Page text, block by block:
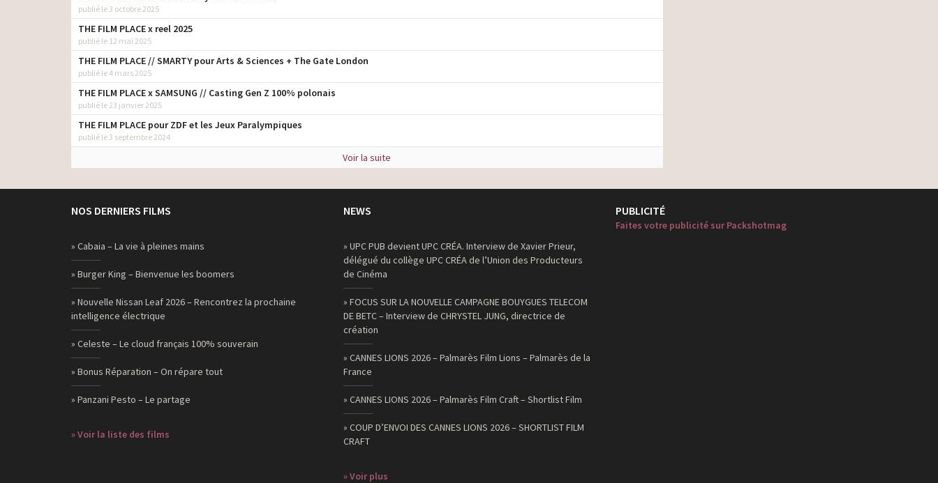
publié le 3 octobre 2025
THE FILM PLACE x reel 2025
publié le 12 mai 2025
THE FILM PLACE // SMARTY pour Arts & Sciences + The Gate London
publié le 4 mars 2025
THE FILM PLACE x SAMSUNG // Casting Gen Z 100% polonais
publié le 23 janvier 2025
THE FILM PLACE pour ZDF et les Jeux Paralympiques
publié le 3 septembre 2024
Voir la suite
NOS DERNIERS FILMS
» Cabaia – La vie à pleines mains
» Burger King – Bienvenue les boomers
» Nouvelle Nissan Leaf 2026 – Rencontrez la prochaine
intelligence électrique
» Celeste – Le cloud français 100% souverain
» Bonus Réparation – On répare tout
» Panzani Pesto – Le partage
» Voir la liste des films
NEWS
» UPC PUB devient UPC CRÉA. Interview de Xavier Prieur,
délégué du collège UPC CRÉA de l’Union des Producteurs
de Cinéma
» FOCUS SUR LA NOUVELLE CAMPAGNE BOUYGUES TELECOM
DE BETC – Interview de CHRYSTEL JUNG, directrice de
création
» CANNES LIONS 2026 – Palmarès Film Lions – Palmarès de la
France
» CANNES LIONS 2026 – Palmarès Film Craft – Shortlist Film
» COUP D’ENVOI DES CANNES LIONS 2026 – SHORTLIST FILM
CRAFT
» Voir plus
PUBLICITÉ
Faites votre publicité sur Packshotmag